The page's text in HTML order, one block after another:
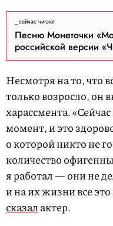
сейчас читают
Песню Монеточки
российской версии
Несмотря на то, что
только возросло, он
харассмента.
момент, и это
о которой никто не
количество
я работал — они не
и на их жизни все
сказалактер.